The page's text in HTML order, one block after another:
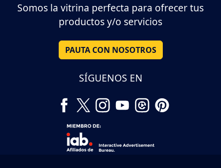
Somos la vitrina perfecta para ofrecer tus
productos y/o servicios
PAUTA CON NOSOTROS
SÍGUENOS EN